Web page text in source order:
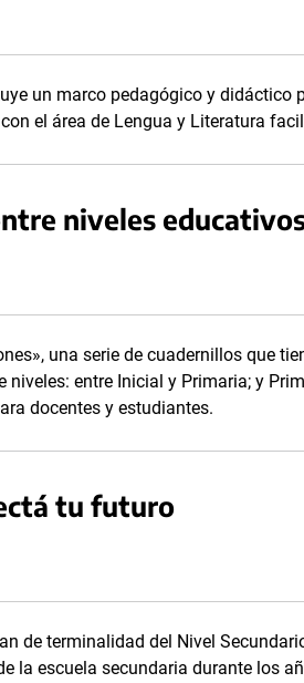
un marco pedagógico y didáctico
el área de Lengua y Literatura
niveles
una serie de cuadernillos que
niveles: entre Inicial y Primaria; y
docentes y estudiantes.
tu futuro
de terminalidad del Nivel
la escuela secundaria durante los